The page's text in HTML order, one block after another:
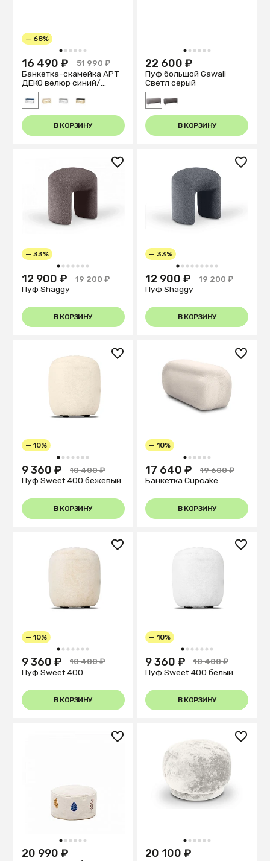
1 2 3 4 5 6
— 68%
16 490 ₽
51 990 ₽
Банкетка-скамейка АРТ
ДЕКО велюр синий/
серебро
В КОРЗИНУ
1 2 3 4 5 6
22 600 ₽
Пуф большой Gawaii
Светл серый
В КОРЗИНУ
1 2 3 4 5 6 7
— 33%
12 900 ₽
19 200 ₽
Пуф Shaggy
В КОРЗИНУ
1 2 3 4 5 6 7 8 9
— 33%
12 900 ₽
19 200 ₽
Пуф Shaggy
В КОРЗИНУ
1 2 3 4 5 6 7
— 10%
9 360 ₽
10 400 ₽
Пуф Sweet 400 бежевый
В КОРЗИНУ
1 2 3 4 5 6
— 10%
17 640 ₽
19 600 ₽
Банкетка Cupcake
В КОРЗИНУ
1 2 3 4 5 6 7
— 10%
9 360 ₽
10 400 ₽
Пуф Sweet 400
В КОРЗИНУ
1 2 3 4 5 6 7
— 10%
9 360 ₽
10 400 ₽
Пуф Sweet 400 белый
В КОРЗИНУ
1 2 3 4 5 6
20 990 ₽
1 2 3 4 5 6
20 100 ₽